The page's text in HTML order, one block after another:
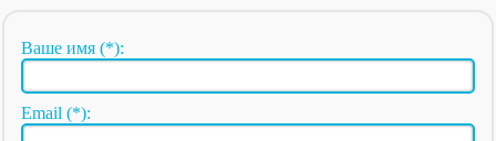
Ваше имя (*):
Email (*):